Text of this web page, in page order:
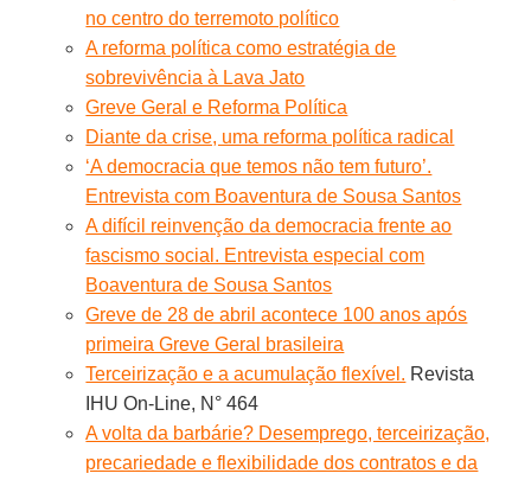
no centro do terremoto político
A reforma política como estratégia de
sobrevivência à Lava Jato
Greve Geral e Reforma Política
Diante da crise, uma reforma política radical
‘A democracia que temos não tem futuro’.
Entrevista com Boaventura de Sousa Santos
A difícil reinvenção da democracia frente ao
fascismo social. Entrevista especial com
Boaventura de Sousa Santos
Greve de 28 de abril acontece 100 anos após
primeira Greve Geral brasileira
Terceirização e a acumulação flexível. Revista
IHU On-Line, N° 464
A volta da barbárie? Desemprego, terceirização,
precariedade e flexibilidade dos contratos e da